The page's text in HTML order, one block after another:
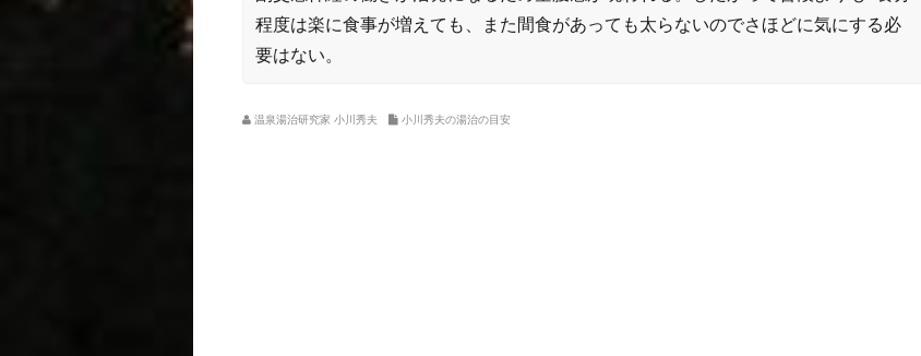
程度は楽に食事が増えても、また間食があっても太らないのでさほどに気にする必
要はない。
温泉湯治研究家 小川秀夫 小川秀夫の湯治の目安